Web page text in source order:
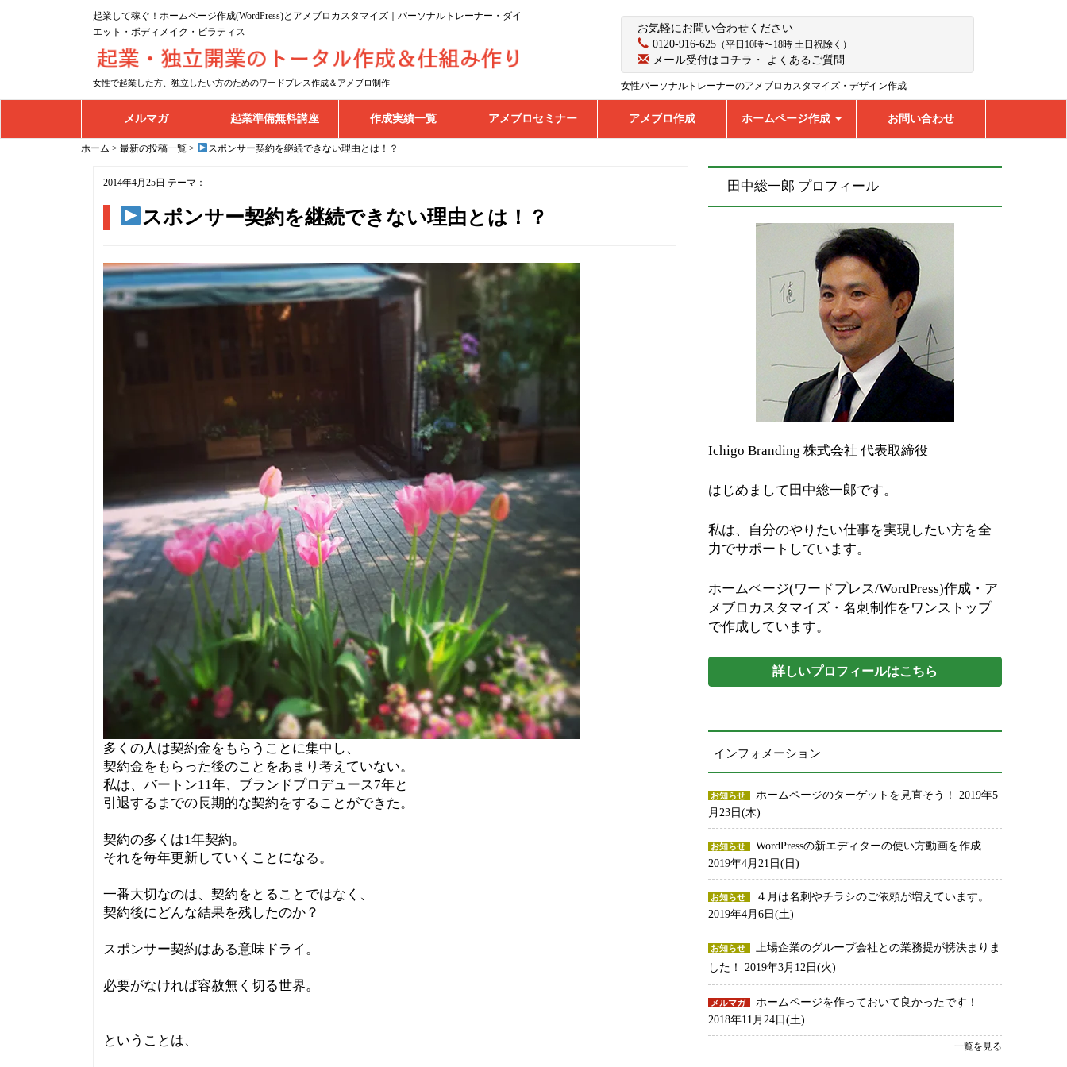
起業して稼ぐ！ホームページ作成(WordPress)とアメブロカスタマイズ｜パーソナルトレーナー・ダイ
エット・ボディメイク・ピラティス
女性で起業した方、独立したい方のためのワードプレス作成＆アメブロ制作
お気軽にお問い合わせください
0120-916-625 （平日10時〜18時 土日祝除く）
メール受付はコチラ ・ よくあるご質問
女性パーソナルトレーナーのアメブロカスタマイズ・デザイン作成
メルマガ 起業準備無料講座 作成実績一覧 アメブロセミナー アメブロ作成 ホームページ作成 お問い合わせ
ホーム > 最新の投稿一覧 > スポンサー契約を継続できない理由とは！？
2014年4月25日 テーマ：
スポンサー契約を継続できない理由とは！？
多くの人は契約金をもらうことに集中し、
契約金をもらった後のことをあまり考えていない。
私は、バートン11年、ブランドプロデュース7年と
引退するまでの長期的な契約をすることができた。
契約の多くは1年契約。
それを毎年更新していくことになる。
一番大切なのは、契約をとることではなく、
契約後にどんな結果を残したのか？
スポンサー契約はある意味ドライ。
必要がなければ容赦無く切る世界。
ということは、
田中総一郎 プロフィール
Ichigo Branding 株式会社 代表取締役
はじめまして田中総一郎です。
私は、自分のやりたい仕事を実現したい方を全
力でサポートしています。
ホームページ(ワードプレス/WordPress)作成・ア
メブロカスタマイズ・名刺制作をワンストップ
で作成しています。
詳しいプロフィールはこちら
インフォメーション
お知らせ ホームページのターゲットを見直そう！ 2019年5
月23日(木)
お知らせ
WordPressの新エディターの使い方動画を作成
2019年4月21日(日)
お知らせ
４月は名刺やチラシのご依頼が増えています。
2019年4月6日(土)
お知らせ
上場企業のグループ会社との業務提が携決まりま
した！ 2019年3月12日(火)
メルマガ
ホームページを作っておいて良かったです！
2018年11月24日(土)
一覧を見る